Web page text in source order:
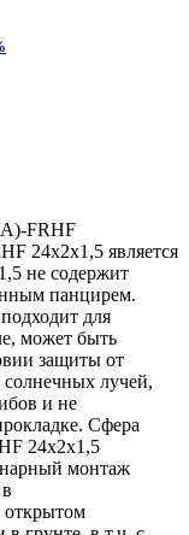
FRHF
24х2х1,5 является
не содержит
панцирем.
для
может быть
защиты от
лучей,
и не
Сфера
24х2х1,5
монтаж
открытом